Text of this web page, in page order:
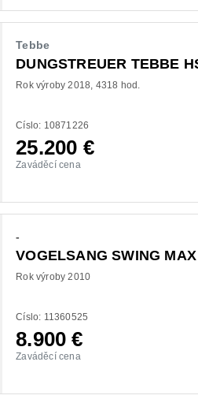
Tebbe
DUNGSTREUER TEBBE
Rok výroby 2018 4318 hod.
Císlo: 10871226
25.200 €
Zaváděcí cena
-
VOGELSANG SWING
Rok výroby 2010
Císlo: 11360525
8.900€
Zaváděcí cena